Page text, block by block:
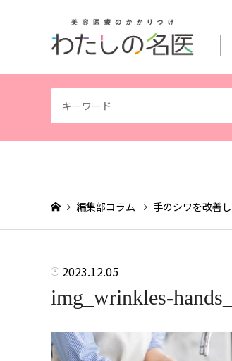
編集部コラム 手のシワを改善
2023.12.05
img_wrinkles-